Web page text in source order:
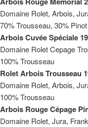
Domaine Rolet, Arbois,
70% Trousseau, 30% Pinot
Arbois Cuvée Spéciale
Domaine Rolet Cepage
100% Trousseau
Rolet Arbois Trousseau
Domaine Rolet, Arbois,
100% Trousseau
Arbois Rouge Cépage
Domaine Rolet, Jura,